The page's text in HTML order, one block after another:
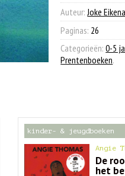
Auteur:Joke
Paginas: 26
Categorieën:0-5
Prentenboeken.
kinder- & jeugdboeken
Angie
De
het